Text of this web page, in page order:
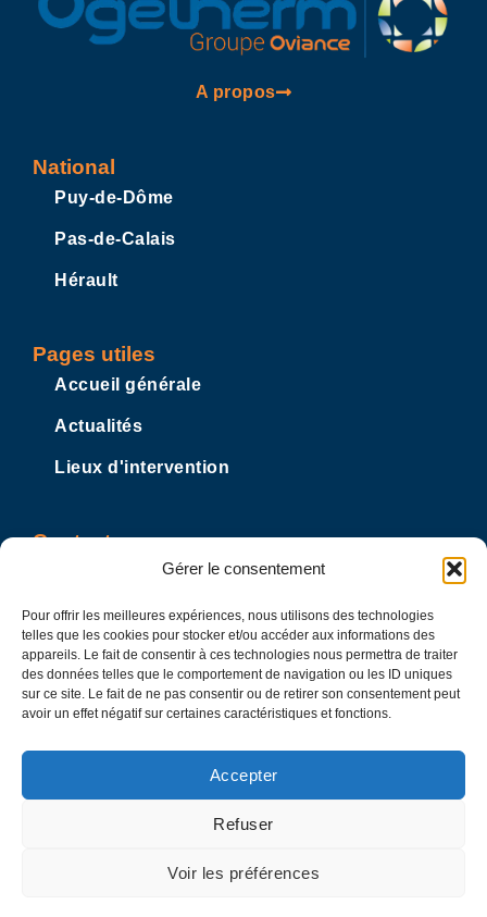
Gérer le consentement
Pour offrir les meilleures expériences, nous utilisons des technologies
telles que les cookies pour stocker et/ou accéder aux informations des
appareils. Le fait de consentir à ces technologies nous permettra de traiter
des données telles que le comportement de navigation ou les ID uniques
sur ce site. Le fait de ne pas consentir ou de retirer son consentement peut
avoir un effet négatif sur certaines caractéristiques et fonctions.
Accepter
Refuser
Voir les préférences
A propos
National
Puy-de-Dôme
Pas-de-Calais
Hérault
Pages utiles
Accueil générale
Actualités
Lieux d'intervention
Contact
12 rue Eugène Renaux
Nous contacter
Voir le numéro
Mentions légales
© Copyright 2026– Goodigital, création de sites